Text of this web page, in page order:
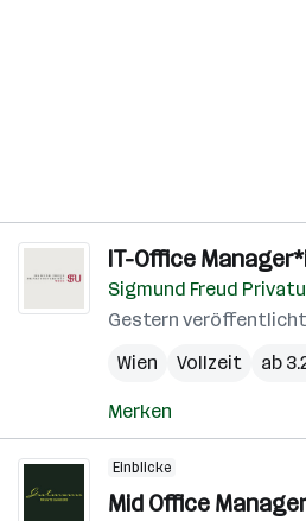
IT-Office
Sigmund Freud
Gestern veröffentlicht
Wien
Vollzeit ab
Merken
Einblicke
Mid Office